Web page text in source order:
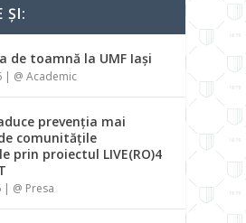
ȘI:
de toamnă la UMF Iași
| @ Academic
prevenția mai
comunitățile
prin proiectul LIVE(RO)4
| @ Presa